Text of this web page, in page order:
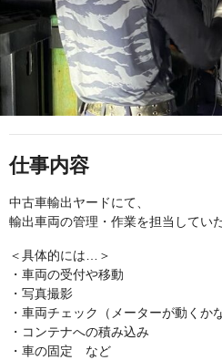
仕事内容
中古車輸出ヤードにて、
輸出車両の管理・作業を担当してい
＜具体的には…＞
・車両の受付や移動
・写真撮影
・車両チェック（メーターが動くか
・コンテナへの積み込み
・車の固定 など